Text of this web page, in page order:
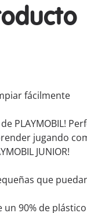
fácilmente
de
jugando
JUNIOR!
que
90% de